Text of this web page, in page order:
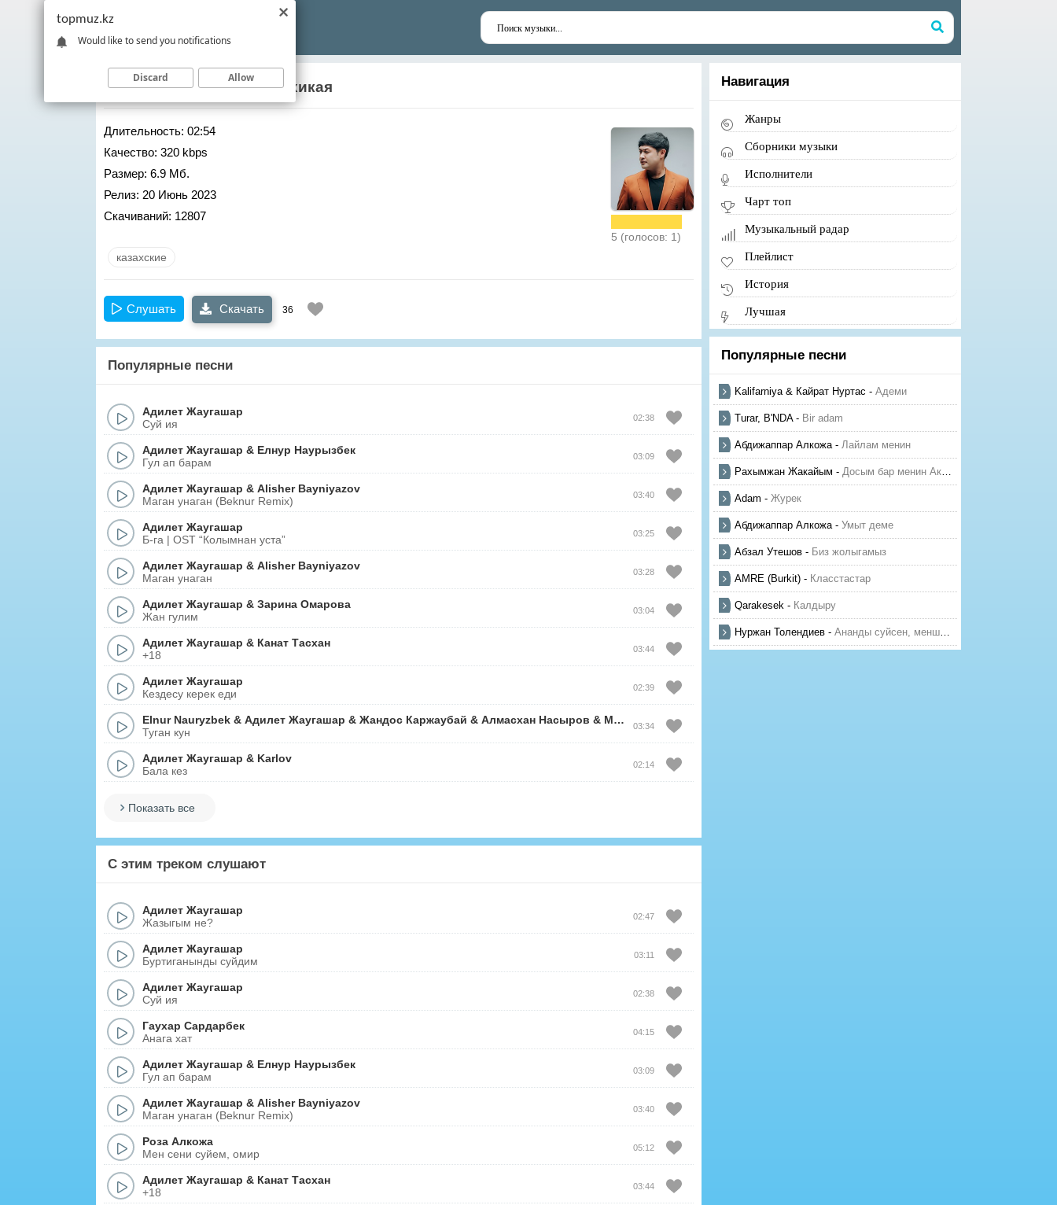
Адилет Жаугашар– Бир хикая
Длительность: 02:54
Качество: 320 kbps
Размер: 6.9 Мб.
Релиз: 20 Июнь 2023
Скачиваний: 12807
5 (голосов: 1)
казахские
Слушать Скачать 36
Популярные песни
Адилет Жаугашар
Суй ия
02:38
Адилет Жаугашар & Елнур Наурызбек
Гул ап барам
03:09
Адилет Жаугашар & Alisher Bayniyazov
Маган унаган (Beknur Remix)
03:40
Адилет Жаугашар
Б-га | OST “Колымнан уста”
03:25
Адилет Жаугашар & Alisher Bayniyazov
Маган унаган
03:28
Адилет Жаугашар & Зарина Омарова
Жан гулим
03:04
Адилет Жаугашар & Канат Тасхан
+18
03:44
Адилет Жаугашар
Кездесу керек еди
02:39
Elnur Nauryzbek & Адилет Жаугашар & Жандос Каржаубай & Алмасхан Насыров & Малик Жамбылулы
Туган кун
03:34
Адилет Жаугашар & Karlov
Бала кез
02:14
Показать все
С этим треком слушают
Адилет Жаугашар
Жазыгым не?
02:47
Адилет Жаугашар
Буртиганынды суйдим
03:11
Адилет Жаугашар
Суй ия
02:38
Гаухар Сардарбек
Анага хат
04:15
Адилет Жаугашар & Елнур Наурызбек
Гул ап барам
03:09
Адилет Жаугашар & Alisher Bayniyazov
Маган унаган (Beknur Remix)
03:40
Роза Алкожа
Мен сени суйем, омир
05:12
Адилет Жаугашар & Канат Тасхан
+18
03:44
Навигация
Жанры
Сборники музыки
Исполнители
Чарт топ
Музыкальный радар
Плейлист
История
Лучшая
Популярные песни
Kalifarniya & Кайрат Нуртас - Адеми
Turar, B'NDA- Bir adam
Абдижаппар Алкожа- Лайлам менин
Рахымжан Жакайым - Досым бар менин Актауда
Adam - Журек
Абдижаппар Алкожа- Умыт деме
Абзал Утешов - Биз жолыгамыз
AMRE (Burkit) - Класстастар
Qarakesek - Калдыру
Нуржан Толендиев - Ананды суйсен, менше суй
topmuz.kz
Would like to send you notifications
Discard Allow